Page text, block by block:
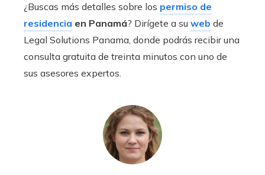
¿Buscas más detalles sobre los permiso de
residencia en Panamá? Dirígete a su web de
Legal Solutions Panama, donde podrás recibir una
consulta gratuita de treinta minutos con uno de
sus asesores expertos.